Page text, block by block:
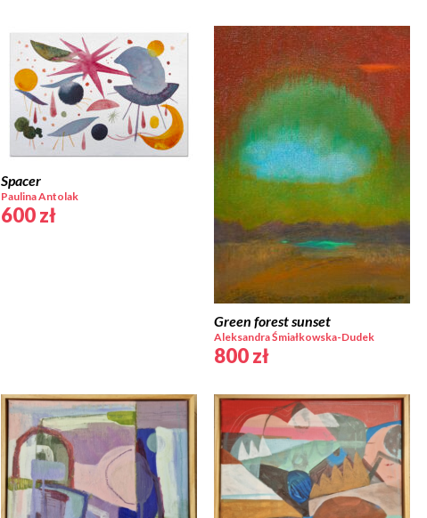
Spacer
Paulina Antolak
600zł
Green forest sunset
Aleksandra Śmiałkowska-Dudek
800zł